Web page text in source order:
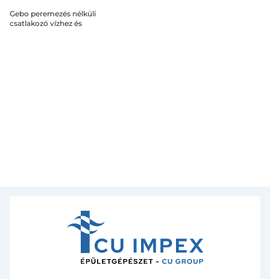
Gebo peremezés nélküli
csatlakozó vízhez és